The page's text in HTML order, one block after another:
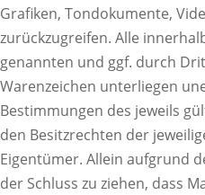
Grafiken, Tondokumente,
zurückzugreifen. Alle
genannten und ggf. durch
Warenzeichen unterliegen
Bestimmungen des jeweils
den Besitzrechten der
Eigentümer. Allein aufgrund
der Schluss zu ziehen, dass